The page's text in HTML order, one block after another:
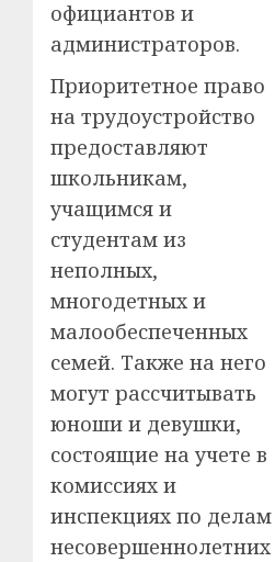
официантов и
администраторов.
Приоритетное право
на трудоустройство
предоставляют
школьникам,
учащимся и
студентам из
неполных,
многодетных и
малообеспеченных
семей. Также на него
могут рассчитывать
юноши и девушки,
состоящие на учете в
комиссиях и
инспекциях по делам
несовершеннолетних